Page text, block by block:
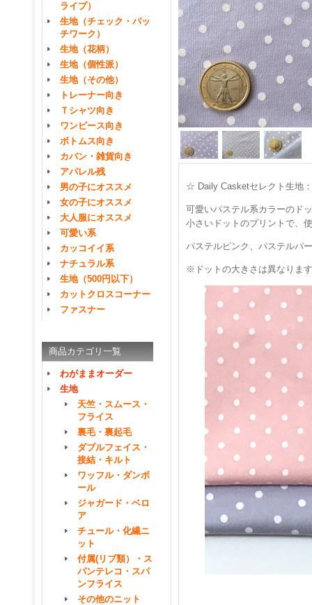
ライプ）
生地（チェック・パッ
チワーク）
生地（花柄）
生地（個性派）
生地（その他）
トレーナー向き
Ｔシャツ向き
ワンピース向き
ボトムス向き
カバン・雑貨向き
アパレル残
男の子にオススメ
女の子にオススメ
大人服にオススメ
可愛い系
カッコイイ系
ナチュラル系
生地（500円以下）
カットクロスコーナー
ファスナー
商品カテゴリ一覧
わがままオーダー
生地
天竺・スムース・
フライス
裏毛・裏起毛
ダブルフェイス・
接結・キルト
ワッフル・ダンボ
ール
ジャガード・ベロ
ア
チュール・化繊ニ
ット
付属(リブ類）・ス
パンテレコ・スパ
ンフライス
その他のニット
☆ Daily Casketセレクト生地
可愛いパステル系カラーのド
小さいドットのプリントで、
パステルピンク、パステルパ
※ドットの大きさは異なりま